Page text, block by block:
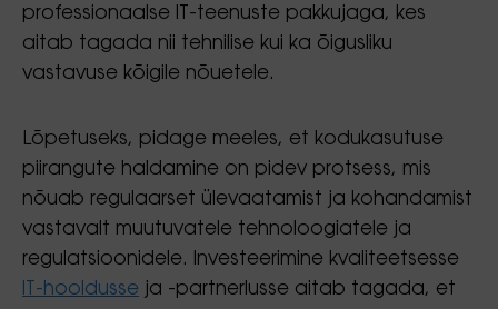
professionaalse IT-teenuste pakkujaga, kes
aitab tagada nii tehnilise kui ka õigusliku
vastavuse kõigile nõuetele.
Lõpetuseks, pidage meeles, et kodukasutuse
piirangute haldamine on pidev protsess, mis
nõuab regulaarset ülevaatamist ja kohandamist
vastavalt muutuvatele tehnoloogiatele ja
regulatsioonidele. Investeerimine kvaliteetsesse
IT-hooldusse ja -partnerlusse aitab tagada, et